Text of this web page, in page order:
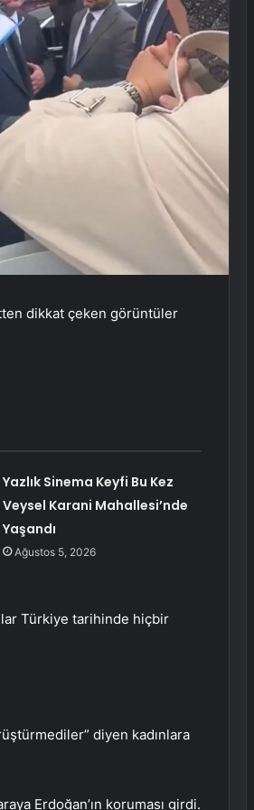
dikkat çeken görüntüler
Yazlık Sinema Keyfi Bu Kez
Veysel Karani Mahallesi’nde
Yaşandı
Ağustos 5, 2026
Türkiye tarihinde hiçbir
diyen kadınlara
Erdoğan’ın koruması girdi.